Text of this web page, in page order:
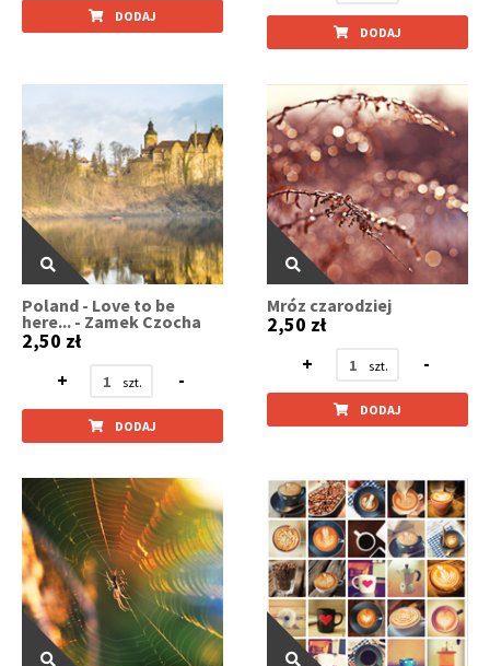
DODAJ
DODAJ
Poland - Love to be
here... - Zamek Czocha
2,50 zł
+
-
DODAJ
Mróz czarodziej
2,50 zł
+
-
DODAJ